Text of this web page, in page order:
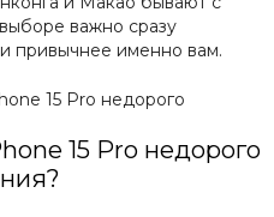
важно сразу
привычнее именно вам.
15 Pro недорого